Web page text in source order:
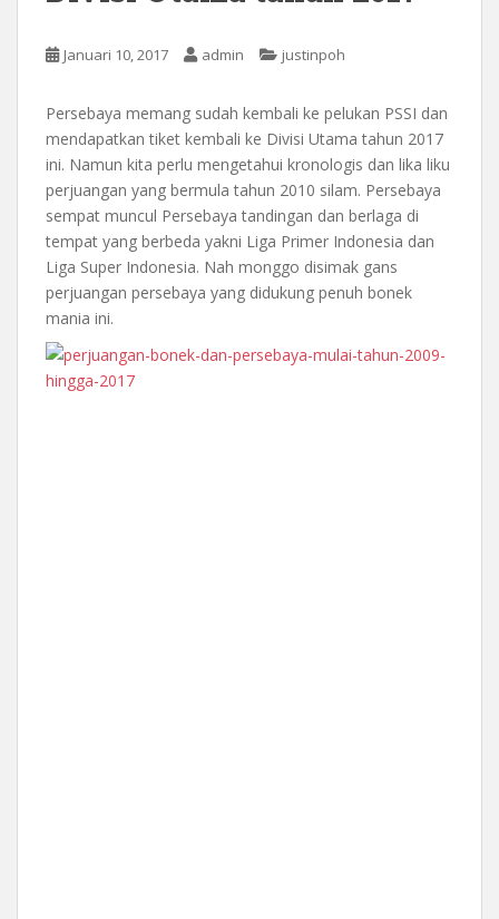
Januari 10, 2017 admin justinpoh
Persebaya memang sudah kembali ke pelukan PSSI dan
mendapatkan tiket kembali ke Divisi Utama tahun 2017
ini. Namun kita perlu mengetahui kronologis dan lika liku
perjuangan yang bermula tahun 2010 silam. Persebaya
sempat muncul Persebaya tandingan dan berlaga di
tempat yang berbeda yakni Liga Primer Indonesia dan
Liga Super Indonesia. Nah monggo disimak gans
perjuangan persebaya yang didukung penuh bonek
mania ini.